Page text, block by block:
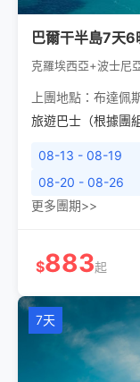
巴爾干半島7天6
克羅埃西亞+波士尼
上團地點： 布達佩
旅遊巴士（根據團
08-13 - 08-19
08-20 - 08-26
更多團期>>
$883起
7天